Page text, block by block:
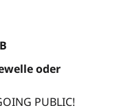
oder
PUBLIC!